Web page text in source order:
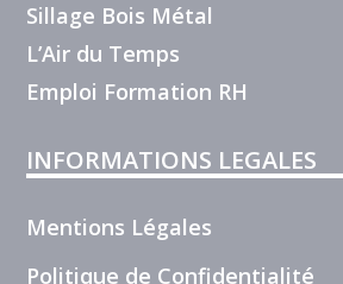
Sillage Bois Métal
L’Air du Temps
Emploi Formation RH
INFORMATIONS LEGALES
Mentions Légales
Politique de Confidentialité